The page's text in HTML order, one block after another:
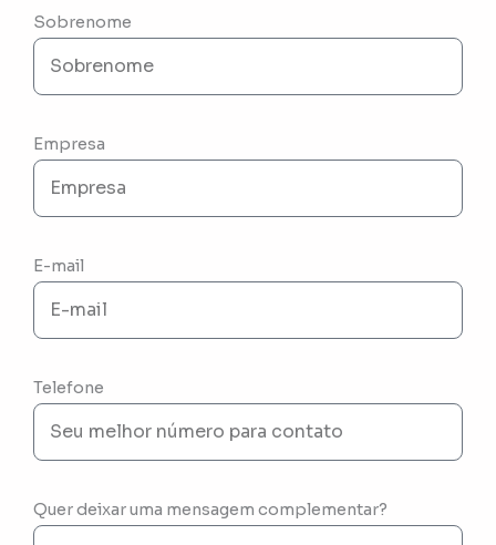
Sobrenome
Empresa
E-mail
Telefone
Quer deixar uma mensagem complementar?